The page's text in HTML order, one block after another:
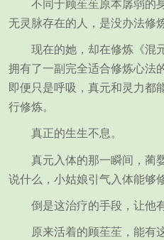
不同于顾苼苼原本孱弱的
无灵脉存在的人，是没办法修
现在的她，却在修炼《混
拥有了一副完全适合修炼心法
即便只是呼吸，真元和灵力都
行修炼。
真正的生生不息。
真元入体的那一瞬间，蔺
说什么，小姑娘引气入体能够
倒是这治疗的手段，让他
原来活着的顾苼苼，能有